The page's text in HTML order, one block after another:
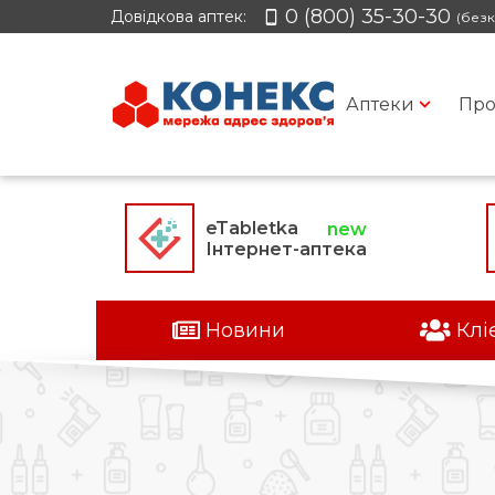
Довідкова аптек: 0 (800) 35-30-30
Аптеки
eTabletka
Інтернет-аптека
Новини